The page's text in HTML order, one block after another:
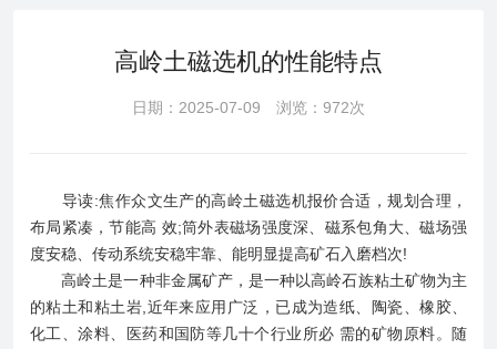
高岭土磁选机的性能特点
日期：2025-07-09 浏览：972次
导读:焦作众文生产的高岭土磁选机报价合适，规划合理，
布局紧凑，节能高 效;筒外表磁场强度深、磁系包角大、磁场强
度安稳、传动系统安稳牢靠、能明显提高矿石入磨档次!
高岭土是一种非金属矿产，是一种以高岭石族粘土矿物为主
的粘土和粘土岩,近年来应用广泛，已成为造纸、陶瓷、橡胶、
化工、涂料、医药和国防等几十个行业所必 需的矿物原料。随